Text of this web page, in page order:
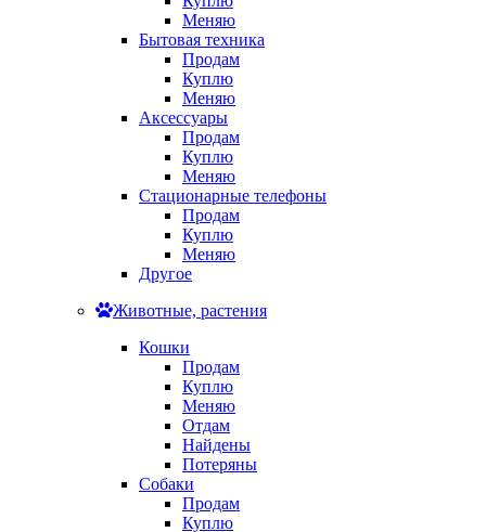
Меняю
Бытовая техника
Продам
Куплю
Меняю
Аксессуары
Продам
Куплю
Меняю
Стационарные телефоны
Продам
Куплю
Меняю
Другое
Животные, растения
Кошки
Продам
Куплю
Меняю
Отдам
Найдены
Потеряны
Собаки
Продам
Куплю